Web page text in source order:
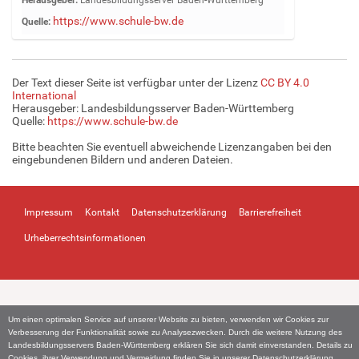
Um einen optimalen Service auf unserer Website zu bieten, verwenden wir Cookies zur
Verbesserung der Funktionalität sowie zu Analysezwecken. Durch die weitere Nutzung des
Landesbildungsservers Baden-Württemberg erklären Sie sich damit einverstanden. Details zu
g
e
B
l
d
i
v
l
e
ö
…
Quelle: https://www.schule-bw.de
Der Text dieser Seite ist verfügbar unter der LizenzCC BY 4.0
International
Herausgeber: Landesbildungsserver Baden-Württemberg
Quelle: https://www.schule-bw.de
Bitte beachten Sie eventuell abweichende Lizenzangaben bei den
eingebundenen Bildern und anderen Dateien.
Impressum Kontakt Datenschutzerklärung Barrierefreiheit
Urheberrechtsinformationen